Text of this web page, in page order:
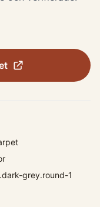
grey.round-1